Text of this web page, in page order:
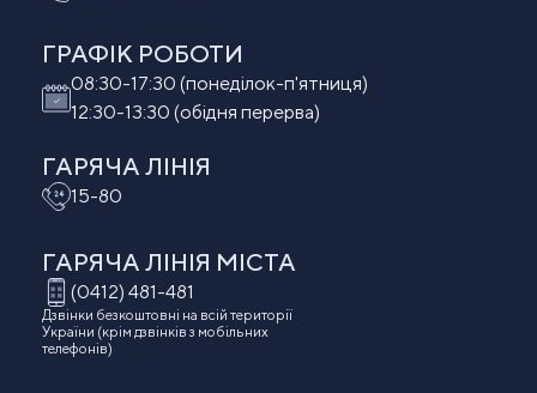
ГРАФІК РОБОТИ
08:30-17:30 (понеділок-п'ятниця)
12:30-13:30 (обідня перерва)
ГАРЯЧА ЛІНІЯ
15-80
ГАРЯЧА ЛІНІЯ МIСТА
(0412) 481-481
Дзвінки безкоштовні на всій території
України (крім дзвінків з мобільних
телефонів)